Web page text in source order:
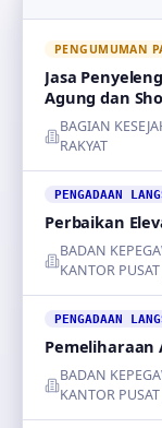
PENGUMUMAN
Jasa
Agung dan
Muhammad
BAGIAN
RAKYAT
PENGADAAN
Perbaikan
BADAN
KANTOR PUSAT
PENGADAAN
Pemeliharaan
BADAN
KANTOR PUSAT